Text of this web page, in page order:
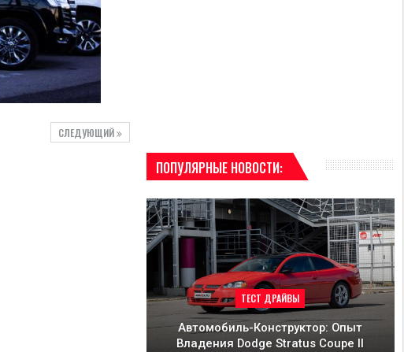
СЛЕДУЮЩИЙ
ПОПУЛЯРНЫЕ НОВОСТИ:
ТЕСТ ДРАЙВЫ
Автомобиль-Конструктор: Опыт
Владения Dodge Stratus Coupe II